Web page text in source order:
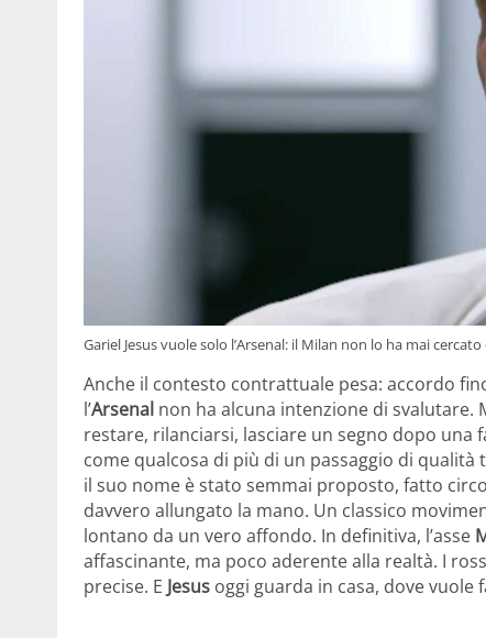
Gariel Jesus vuole solo l’Arsenal: il Milan non lo ha mai
Anche il contesto contrattuale pesa: accordo
l’Arsenal non ha alcuna intenzione di svalutare.
restare, rilanciarsi, lasciare un segno dopo una
come qualcosa di più di un passaggio di qualità
il suo nome è stato semmai proposto, fatto
davvero allungato la mano. Un classico
lontano da un vero affondo. In definitiva, l’asse
affascinante, ma poco aderente alla realtà. I
precise. E Jesus oggi guarda in casa, dove vuole